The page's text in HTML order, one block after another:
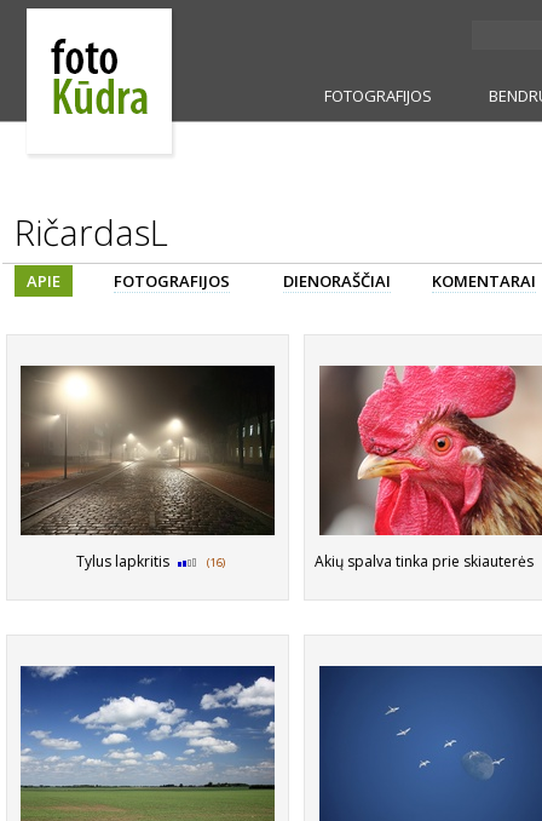
FOTOGRAFIJOS
RičardasL
APIE FOTOGRAFIJOS DIENORAŠČIAI KOMENTARAI
Tylus lapkritis (16) Akių spalva tinka prie skiauterės